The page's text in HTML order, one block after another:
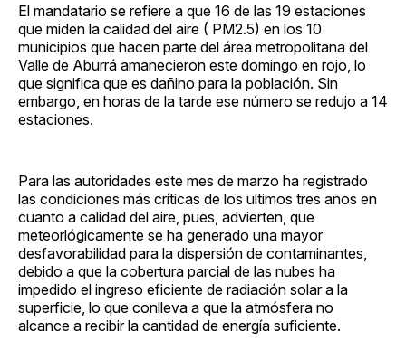
El mandatario se refiere a que 16 de las 19 estaciones
que miden la calidad del aire ( PM2.5) en los 10
municipios que hacen parte del área metropolitana del
Valle de Aburrá amanecieron este domingo en rojo, lo
que significa que es dañino para la población. Sin
embargo, en horas de la tarde ese número se redujo a 14
estaciones.
Para las autoridades este mes de marzo ha registrado
las condiciones más críticas de los ultimos tres años en
cuanto a calidad del aire, pues, advierten, que
meteorlógicamente se ha generado una mayor
desfavorabilidad para la dispersión de contaminantes,
debido a que la cobertura parcial de las nubes ha
impedido el ingreso eficiente de radiación solar a la
superficie, lo que conlleva a que la atmósfera no
alcance a recibir la cantidad de energía suficiente.